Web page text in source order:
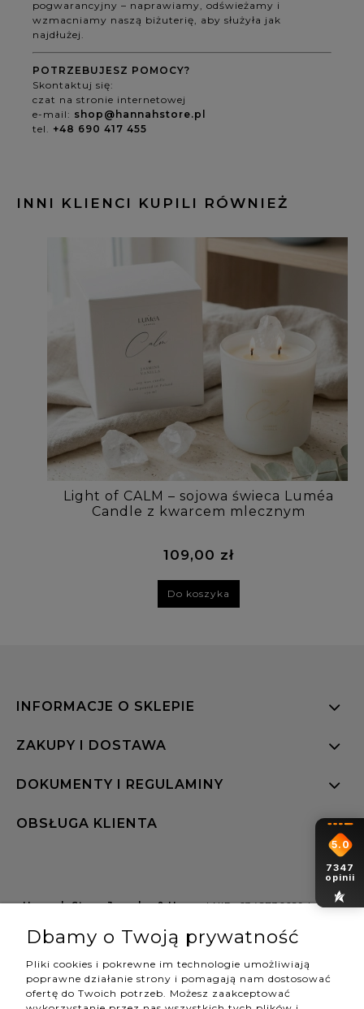
pogwarancyjny – naprawiamy, odświeżamy i
wzmacniamy naszą biżuterię, aby służyła jak
najdłużej.
POTRZEBUJESZ POMOCY?
Skontaktuj się:
czat na stronie internetowej
e-mail: shop@hannahstore.pl
tel. +48 690 417 455
INNI KLIENCI KUPILI RÓWNIEŻ
Light of CALM – sojowa świeca Luméa
Candle z kwarcem mlecznym
109,00 zł
Do koszyka
INFORMACJE O SKLEPIE
ZAKUPY I DOSTAWA
DOKUMENTY I REGULAMINY
OBSŁUGA KLIENTA
Hannah Store Jewelry & Home| NIP: 6342736629 | Aleja
shop@hannahstore.pl
pokaż pełną wersję strony
5.0
7347
opinii
Dbamy o Twoją prywatność
Pliki cookies i pokrewne im technologie umożliwiają
poprawne działanie strony i pomagają nam dostosować
ofertę do Twoich potrzeb. Możesz zaakceptować